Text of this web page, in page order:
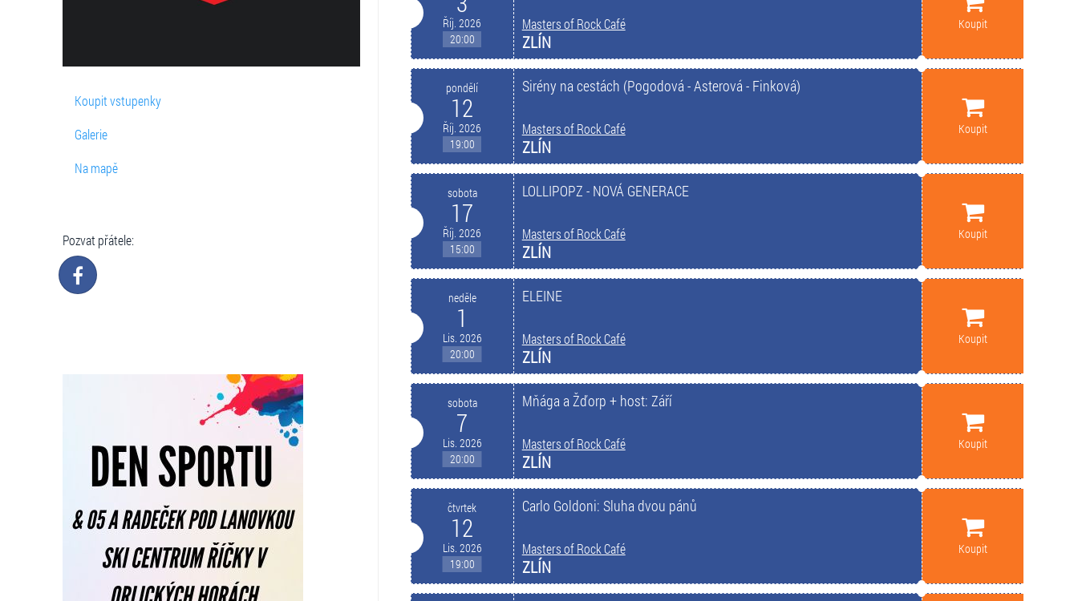
Koupit vstupenky
Galerie
Na mapě
Pozvat přátele:
Říj. 2026
20:00
Masters of Rock Café
ZLÍN
Koupit
pondělí
12
Říj. 2026
19:00
Sirény na cestách (Pogodová - Asterová - Finková)
Masters of Rock Café
ZLÍN
Koupit
sobota
17
Říj. 2026
15:00
LOLLIPOPZ - NOVÁ GENERACE
Masters of Rock Café
ZLÍN
Koupit
neděle
1
Lis. 2026
20:00
ELEINE
Masters of Rock Café
ZLÍN
Koupit
sobota
7
Lis. 2026
20:00
Mňága a Žďorp + host: Září
Masters of Rock Café
ZLÍN
Koupit
čtvrtek
12
Lis. 2026
19:00
Carlo Goldoni: Sluha dvou pánů
Masters of Rock Café
ZLÍN
Koupit